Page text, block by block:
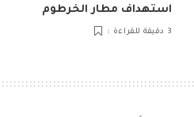
استهداف مطار الخرطوم
3 دقيقة للقراءة